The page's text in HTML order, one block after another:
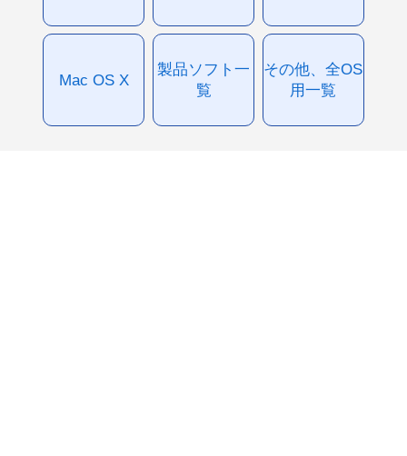
Mac OS X
製品ソフト一
覧
その他、全OS
用一覧